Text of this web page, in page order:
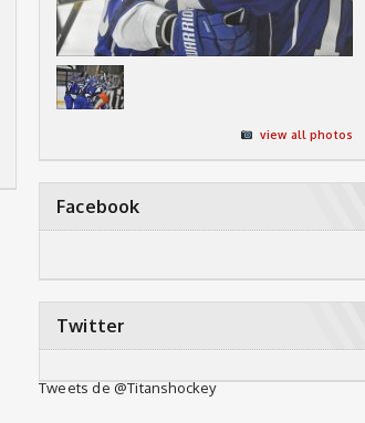
view all photos
Facebook
Twitter
Tweets de @Titanshockey